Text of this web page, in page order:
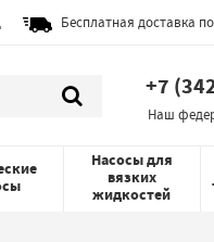
Бесплатная доставка
+7
Наш
Насосы для
вязких
жидкостей